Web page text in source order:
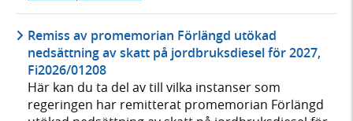
Remiss av promemorian Förlängd utökad
nedsättning av skatt på jordbruksdiesel för 2027,
Fi2026/01208
Här kan du ta del av till vilka instanser som
regeringen har remitterat promemorian Förlängd